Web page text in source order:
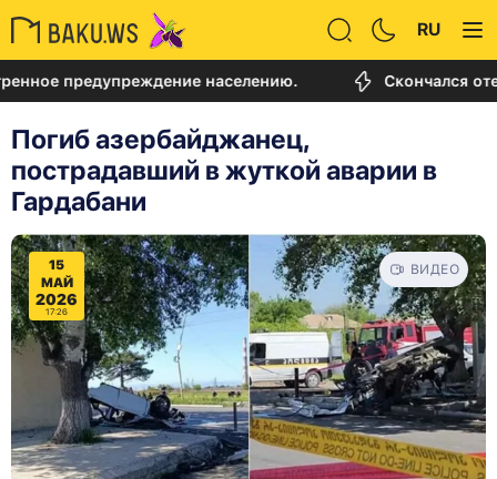
RU
населению. Скончался отец
Погиб азербайджанец,
пострадавший в жуткой аварии в
Гардабани
15
МАЙ
2026
17:26
ВИДЕО